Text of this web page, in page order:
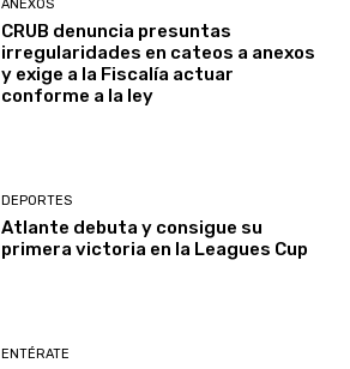
ANEXOS
CRUB denuncia presuntas
irregularidades en cateos a anexos
y exige a la Fiscalía actuar
conforme a la ley
DEPORTES
Atlante debuta y consigue su
primera victoria en la Leagues Cup
ENTÉRATE